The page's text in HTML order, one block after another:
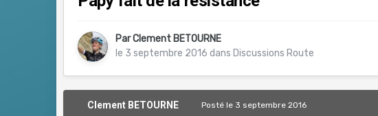
ParClement BETOURNE
le 3 septembre 2016 dans Discussions Route
Clement BETOURNE Postéle 3 septembre 2016